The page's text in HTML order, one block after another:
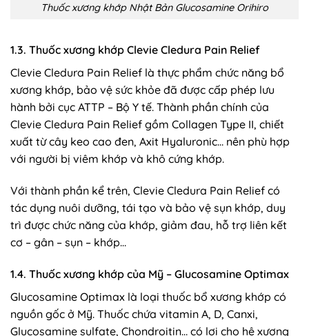
Thuốc xương khớp Nhật Bản Glucosamine Orihiro
1.3. Thuốc xương khớp Clevie Cledura Pain Relief
Clevie Cledura Pain Relief là thực phẩm chức năng bổ
xương khớp, bảo vệ sức khỏe đã được cấp phép lưu
hành bởi cục ATTP – Bộ Y tế. Thành phần chính của
Clevie Cledura Pain Relief gồm Collagen Type II, chiết
xuất từ cây keo cao đen, Axit Hyaluronic… nên phù hợp
với người bị viêm khớp và khô cứng khớp.
Với thành phần kể trên, Clevie Cledura Pain Relief có
tác dụng nuôi dưỡng, tái tạo và bảo vệ sụn khớp, duy
trì được chức năng của khớp, giảm đau, hỗ trợ liên kết
cơ – gân – sụn – khớp…
1.4. Thuốc xương khớp của Mỹ – Glucosamine Optimax
Glucosamine Optimax là loại thuốc bổ xương khớp có
nguồn gốc ở Mỹ. Thuốc chứa vitamin A, D, Canxi,
Glucosamine sulfate, Chondroitin… có lợi cho hệ xương